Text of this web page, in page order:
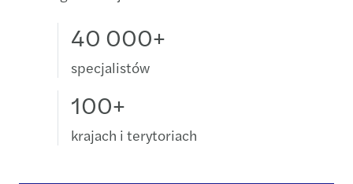
40 000+
specjalistów
100+
krajach i terytoriach